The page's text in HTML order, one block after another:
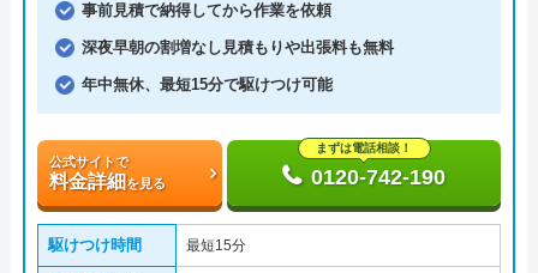
事前見積で納得してから作業を依頼
深夜早朝の割増なし見積もりや出張料も無料
年中無休、最短15分で駆けつけ可能
公式サイトで
料金詳細を見る
まずは電話相談！
0120-742-190
駆けつけ時間 最短15分